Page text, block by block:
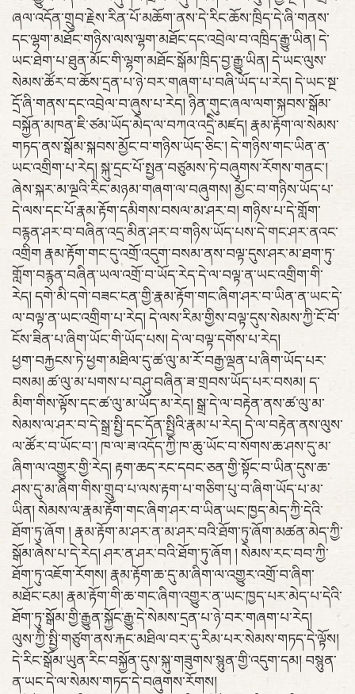
ཞལ་འདོན་གྲུབ་རྗེས་རིན་པོ་མཆོག་ནས་དེ་རིང་ཆོས་ཁྲིད་དེ་ཞི་གནས་
དང་ལྷག་མཐོང་གཉིས་ལས་ལྷག་མཐོང་དང་འབྲེལ་བ་འཁྲིད་རྒྱུ་ཡིན། དེ་
ཡང་ཐེག་པ་ཐུན་མོང་གི་ལྷག་མཐོང་སྒོམ་ཁྲིད་བྱ་རྒྱུ་ཡིན། དེ་ཡང་ལུས་
སེམས་ཚོར་བ་ཆོས་དྲན་པ་ཉེ་བར་གཞག་པ་བཞི་ཡོད་པ་རེད། དེ་ཡང་སྔ་
དྲོ་ཞི་གནས་དང་འབྲེལ་བ་ཞུས་པ་རེད། ཉིན་གུང་ཞལ་ལག་སྐབས་སྒོམ་
བསྐྱོན་མཁན་ཇི་ཙམ་ཡོད་མེད་ལ་བཀའ་འདྲེི་མཛད། རྣམ་རྟོག་ལ་སེམས་
གཏད་ནས་སྒོམ་སྐབས་མྱོང་བ་གཉིས་ཡོད་ཅིང་། དེ་གཉིས་གང་ཡིན་ན་
ཡང་འགྲིག་པ་རེད། སྐུ་དྲང་པོ་སྤྱན་བཙུམས་ཏེ་བཞུགས་རོགས་གནང་།
ཞེས་སྐར་མ་ལྔའི་རིང་མཉམ་གཞག་ལ་བཞུགས། མྱོང་བ་གཉིས་ཡོད་པ་
དེ་ལས་དང་པོ་རྣམ་རྟོག་དམིགས་བསལ་མ་ཤར་བ། གཉིས་པ་དེ་གློག་
བརྙན་ཤར་བ་བཞིན་འདྲ་མིན་ཤར་བ་གཉིས་ཡོད་པས་དེ་གང་ཤར་ནའང་
འགྲིག རྣམ་རྟོག་གང་དུ་འགྲོ་འདུག་བསམ་ནས་བལྟ་དུས་ཤར་མ་ཐག་ཏུ་
གློག་བརྙན་བཞིན་ཡལ་འགྲོ་བ་ཡོད་རེད་དེ་ལ་བལྟ་ན་ཡང་འགྲིག་གི་
རེད། དགེ་མི་དགེ་བཟང་ངན་གྱི་རྣམ་རྟོག་གང་ཞིག་ཤར་བ་ཡིན་ན་ཡང་དེ་
ལ་བལྟ་ན་ཡང་འགྲིག་པ་རེད། དེ་ལས་རིམ་གྱིས་བལྟ་དུས་སེམས་ཀྱི་ངོ་བོ་
ངོས་ཟིན་པ་ཞིག་ཡོང་གི་ཡོད་པས། དེ་ལ་བལྟ་དགོས་པ་རེད།
ཕྱག་བརྐྱངས་ཏེ་ཕྱག་མཐིལ་དུ་ཚ་ལུ་མ་རོ་བརྒྱ་ལྡན་པ་ཞིག་ཡོད་པར་
བསམ། ཚ་ལུ་མ་པགས་པ་བཤུ་བཞིན་ཟ་གྲབས་ཡོད་པར་བསམ། ད་
མིག་གིས་ལྟོས་དང་ཚ་ལུ་མ་ཡོད་མ་རེད། སྒྲ་དེ་ལ་བརྟེན་ནས་ཚ་ལུ་མ་
སེམས་ལ་ཤར་བ་དེ་སྒྲ་སྤྱི་དང་དོན་སྤྱིའི་རྣམ་པ་རེད། དེ་ལ་བརྟེན་ནས་ལུས་
ལ་ཚོར་བ་ཡོང་བ་། ཁ་ལ་ཟ་འདོད་ཀྱི་ཁ་ཆུ་ཡོང་བ་སོགས་ཆ་ཤས་དུ་མ་
ཞིག་ལ་འགྱུར་གྱི་རེད། རྟག་ཆད་རང་དབང་ཅན་གྱི་སྟོང་བ་ཡིན་དུས་ཆ་
ཤས་དུ་མ་ཞིག་གིས་གྲུབ་པ་ལས་རྟག་པ་གཅིག་པུ་བ་ཞིག་ཡོད་པ་མ་
ཡིན། སེམས་ལ་རྣམ་རྟོག་གང་ཞིག་ཤར་བ་ཡིན་ཡང་ཁྱད་མེད་ཀྱི་དེའི་
ཐོག་ཏུ་ཞོག ། རྣམ་རྟོག་མ་ཤར་ན་མ་ཤར་བའི་ཐོག་ཏུ་ཞོག་མཚན་མེད་ཀྱི་
སྒོམ་ཞེས་པ་དེ་རེད། ཤར་ན་ཤར་བའི་ཐོག་ཏུ་ཞོག ། སེམས་རང་བབ་ཀྱི་
ཐོག་ཏུ་འཇོག་རོགས། རྣམ་རྟོག་ཆ་དུ་མ་ཞིག་ལ་འགྱུར་འགྲོ་བ་ཞིག་
མཐོང་ངམ། རྣམ་རྟོག་གི་ཆ་གང་ཞིག་འགྱུར་ན་ཡང་ཁྱད་པར་མེད་པ་དེའི་
ཐོག་ཏུ་སྒོམ་གྱི་རྒྱུན་སྐྱོང་རྒྱུ་དེ་སེམས་དྲན་པ་ཉེ་བར་གཞག་པ་རེད།
ལུས་ཀྱི་སྤྱི་གཙུག་ནས་རྐང་མཐིལ་བར་དུ་རིམ་པར་སེམས་གཏད་དེ་ལྟོས།
དེ་རིང་སྒོམ་ཡུན་རིང་བསྐྱོན་དུས་སྐུ་གཟུགས་སྙུན་གྱི་འདུག་དམ། བསྙུན་
ན་ཡང་དེ་ལ་སེམས་གཏད་དེ་བཞུགས་རོགས།